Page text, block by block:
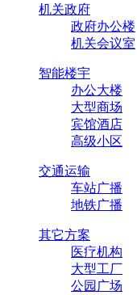
机关政府
政府办公楼
机关会议室
智能楼宇
办公大楼
大型商场
宾馆酒店
高级小区
交通运输
车站广播
地铁广播
其它方案
医疗机构
大型工厂
公园广场